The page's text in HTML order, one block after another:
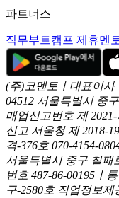
파트너스
직무부트캠프 제휴멘
(주)코멘토ㅣ대표이사
04512 서울특별시 중
매업신고번호 제
신고 서울청 제 2018-
격-376호 070-4154-
서울특별시 중구 칠패
번호 487-86-00195ㅣ
구-2580호 직업정보제